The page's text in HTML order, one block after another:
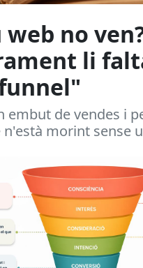
web no
li
embut de vendes i
n'està morint sense